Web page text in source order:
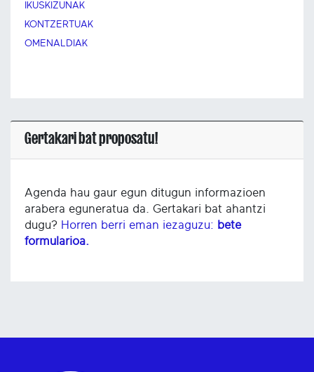
IKUSKIZUNAK
KONTZERTUAK
OMENALDIAK
Gertakari bat proposatu!
Agenda hau gaur egun ditugun informazioen
arabera eguneratua da. Gertakari bat ahantzi
dugu? Horren berri eman iezaguzu: bete
formularioa.